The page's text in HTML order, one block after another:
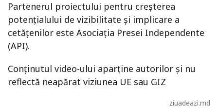
Partenerul proiectului pentru creșterea
potențialului de vizibilitate și implicare a
cetățenilor este Asociația Presei Independente
(API).
Conținutul video-ului aparține autorilor și nu
reflectă neapărat viziunea UE sau GIZ
ziuadeazi.md